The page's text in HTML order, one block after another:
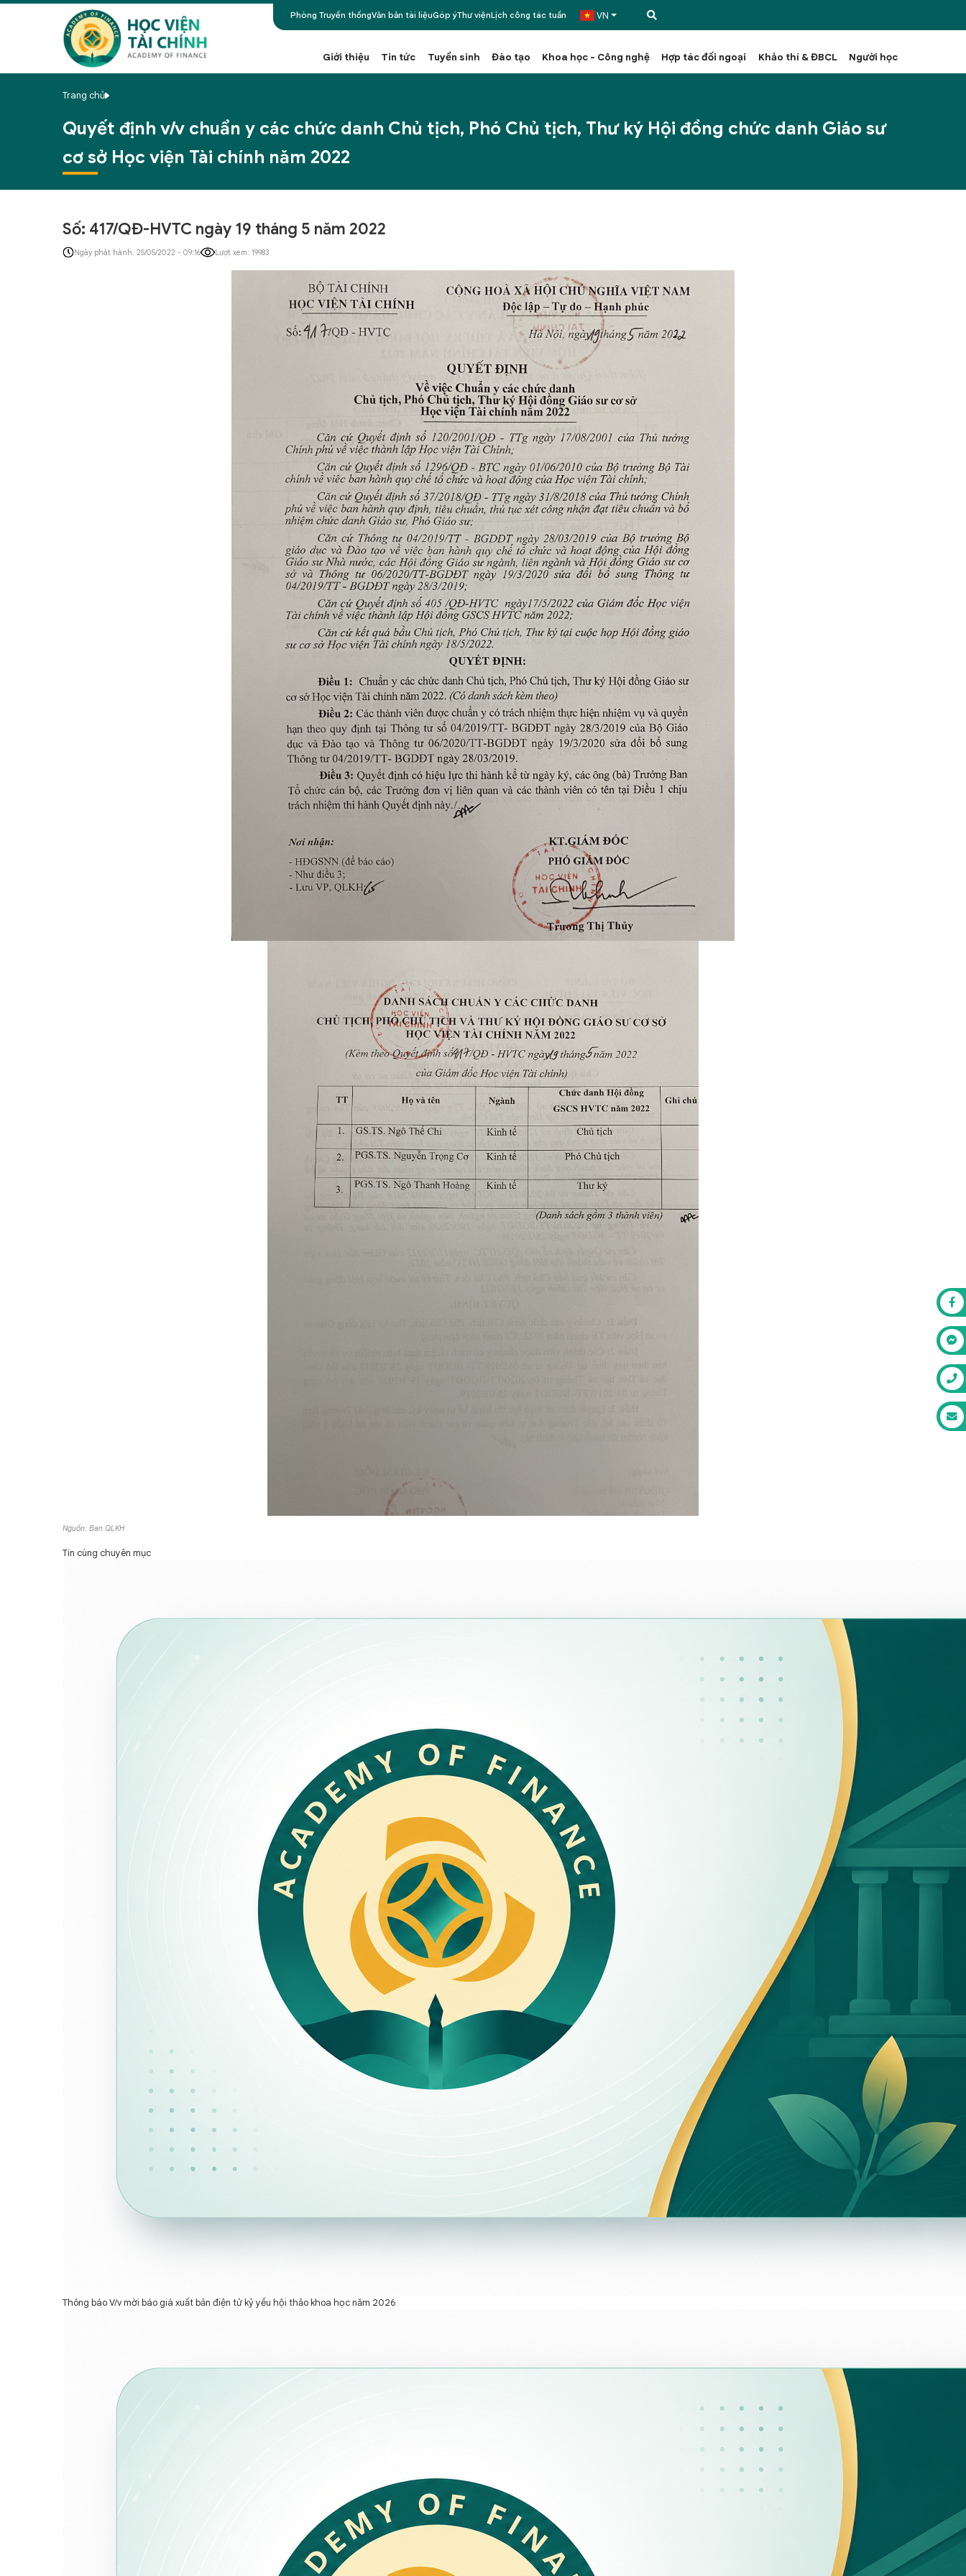
Phòng Truyền thốngVăn bản tài liệuGóp ýThư việnLịch công tác tuần VN
Giới thiệu Tin tức Tuyển sinh Đào tạo Khoa học - Công nghệ Hợp tác đối ngoại Khảo thí & ĐBCL Người học
Trang chủ
Quyết định v/v chuẩn y các chức danh Chủ tịch, Phó Chủ tịch, Thư ký Hội đồng chức danh Giáo sư
cơ sở Học viện Tài chính năm 2022
Số: 417/QĐ-HVTC ngày 19 tháng 5 năm 2022
Ngày phát hành: 25/05/2022 - 09:16 Lượt xem: 19983
Nguồn: Ban QLKH
Tin cùng chuyên mục
Thông báo V/v mời báo giá xuất bản điện tử kỷ yếu hội thảo khoa học năm 2026